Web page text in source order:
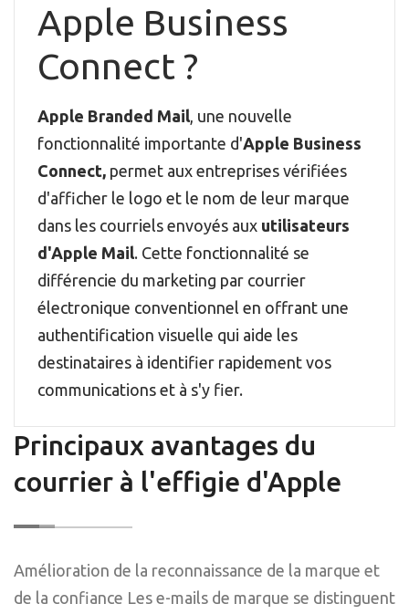
Apple Business
Connect ?
Apple Branded Mail , une nouvelle
fonctionnalité importante d'Apple Business
Connect, permet aux entreprises vérifiées
d'afficher le logo et le nom de leur marque
dans les courriels envoyés aux utilisateurs
d'Apple Mail. Cette fonctionnalité se
différencie du marketing par courrier
électronique conventionnel en offrant une
authentification visuelle qui aide les
destinataires à identifier rapidement vos
communications et à s'y fier.
Principaux avantages du
courrier à l'effigie d'Apple
Amélioration de la reconnaissance de la marque et
de la confiance Les e-mails de marque se distinguent